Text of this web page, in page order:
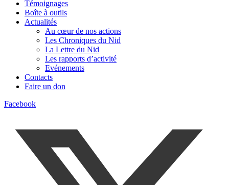
Témoignages
Boîte à outils
Actualités
Au cœur de nos actions
Les Chroniques du Nid
La Lettre du Nid
Les rapports d’activité
Evénements
Contacts
Faire un don
Facebook